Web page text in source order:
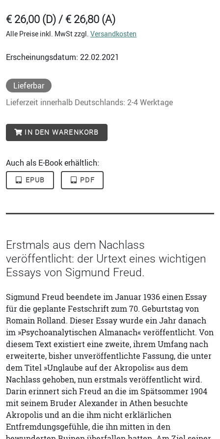
€ 26,00 (D) / € 26,80 (A)
Alle Preise inkl. MwSt zzgl. Versandkosten
Erscheinungsdatum: 22.02.2021
Lieferbar
Lieferzeit innerhalb Deutschlands: 2-4 Werktage
IN DEN WARENKORB
Auch als E-Book erhältlich:
EPUB PDF
Erstmals aus dem Nachlass
veröffentlicht: der Urtext eines wichtigen
Essays von Sigmund Freud.
Sigmund Freud beendete im Januar 1936 einen Essay
für die geplante Festschrift zum 70. Geburtstag von
Romain Rolland. Dieser Essay wurde ein Jahr danach
im »Psychoanalytischen Almanach« veröffentlicht. Von
diesem Text existiert eine zweite, ihrem Umfang nach
erweiterte, bisher unveröffentlichte Fassung, die unter
dem Titel »Unglaube auf der Akropolis« aus dem
Nachlass gehoben, nun erstmals veröffentlicht wird.
Darin erinnert sich Freud an die im Spätsommer 1904
mit seinem Bruder Alexander in Athen besuchte
Akropolis und an die ihm nicht erklärlichen
Entfremdungsgefühle, die ihn mitten in den